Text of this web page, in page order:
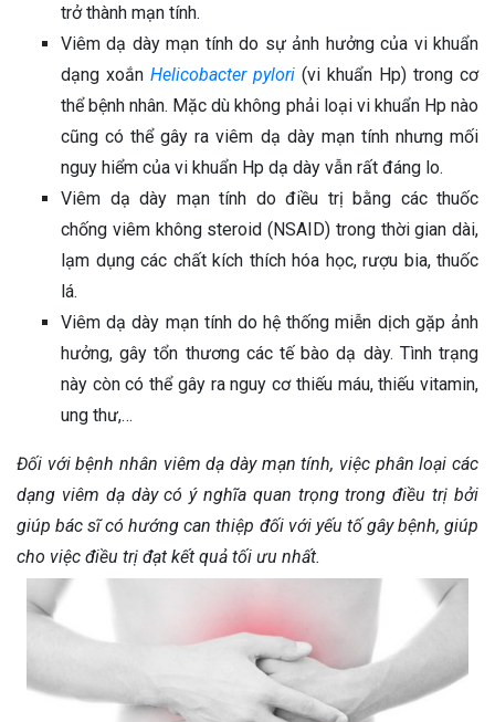
trở thành mạn tính.
Viêm dạ dày mạn tính do sự ảnh hưởng của vi khuẩn
dạng xoắn Helicobacter pylori (vi khuẩn Hp) trong cơ
thể bệnh nhân. Mặc dù không phải loại vi khuẩn Hp nào
cũng có thể gây ra viêm dạ dày mạn tính nhưng mối
nguy hiểm của vi khuẩn Hp dạ dày vẫn rất đáng lo.
Viêm dạ dày mạn tính do điều trị bằng các thuốc
chống viêm không steroid (NSAID) trong thời gian dài,
lạm dụng các chất kích thích hóa học, rượu bia, thuốc
lá.
Viêm dạ dày mạn tính do hệ thống miễn dịch gặp ảnh
hưởng, gây tổn thương các tế bào dạ dày. Tình trạng
này còn có thể gây ra nguy cơ thiếu máu, thiếu vitamin,
ung thư,…
Đối với bệnh nhân viêm dạ dày mạn tính, việc phân loại các
dạng viêm dạ dày có ý nghĩa quan trọng trong điều trị bởi
giúp bác sĩ có hướng can thiệp đối với yếu tố gây bệnh, giúp
cho việc điều trị đạt kết quả tối ưu nhất.